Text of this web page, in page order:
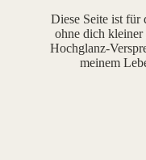
Diese Seite ist für
ohne dich
Hochglanz-
meinem